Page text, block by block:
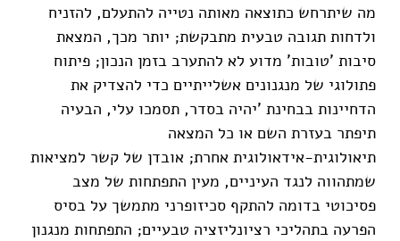
מה שיתרחש כתוצאה מאותה נטייה להתעלם, להזניח
ולדחות תגובה טבעית מתבקשת; יותר מכך, המצאת
סיבות 'טובות' מדוע לא להתערב בזמן הנכון; פיתוח
פתולוגי של מנגנונים אשלייתיים כדי להצדיק את
הדחיינות בבחינת 'יהיה בסדר, תסמכו עלי, הבעיה
תיפתר בעזרת השם או כל המצאה
תיאולוגית-אידאולוגית אחרת; אובדן של קשר למציאות
שמתהווה לנגד העיניים, מעין התפתחות של מצב
פסיכוטי בדומה להתקף סכיזופרני מתמשך על בסיס
הפרעה בתהליכי רציונליזציה טבעיים; התפתחות מנגנון